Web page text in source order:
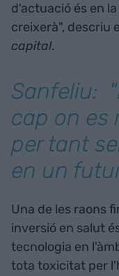
d'actuació és en
creixerà", descriu
capital.
Sanfeliu:
cap on es
per tant
en un
Una de les raons
inversió en salut
tecnologia en
tota toxicitat per